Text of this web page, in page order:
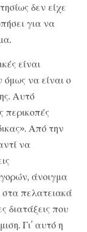
δεν είχε
για να
είναι
να είναι ο
Αυτό
περικοπές
Από την
να
άνοιγμα
πελατειακά
διατάξεις που
Γι’ αυτό η